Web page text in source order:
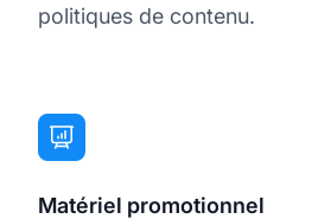
politiques de contenu.
Matériel promotionnel